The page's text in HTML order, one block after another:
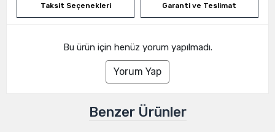
Taksit Seçenekleri Garanti ve Teslimat
Bu ürün için henüz yorum yapılmadı.
Yorum Yap
Benzer Ürünler